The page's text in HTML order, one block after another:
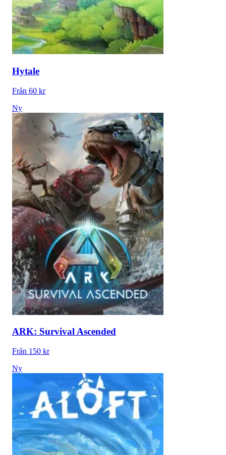
Hytale
Från 60 kr
Ny
ARK: Survival Ascended
Från 150 kr
Ny